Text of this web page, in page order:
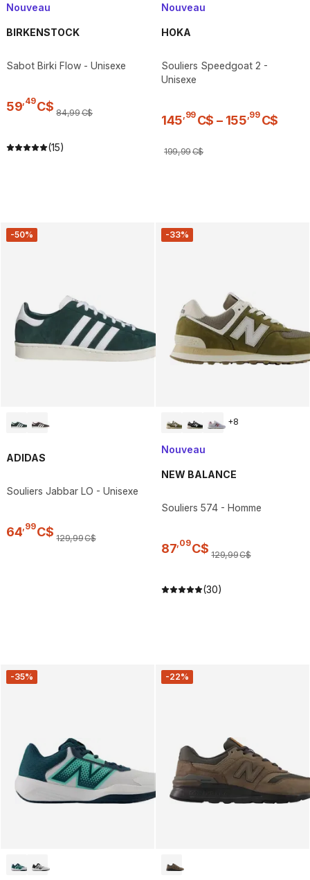
Nouveau
BIRKENSTOCK
Sabot Birki Flow - Unisexe
59 49C$ 84,99C$
(15)
Nouveau
HOKA
Souliers Speedgoat 2 -
Unisexe
145 99 C$ – 155 99 C$
199,99C$
-50%
ADIDAS
Souliers Jabbar LO - Unisexe
64,99C$ 129,99C$
-33%
+8
Nouveau
NEW BALANCE
Souliers 574 - Homme
87,09C$ 129,99C$
(30)
-35% -22%